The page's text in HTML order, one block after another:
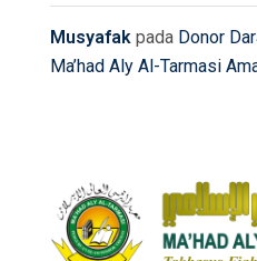
Musyafak pada Donor
Ma’had Aly Al-Tarmasi